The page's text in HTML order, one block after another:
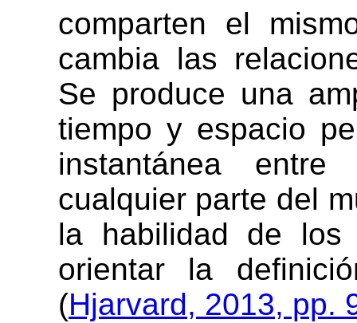
comparten el
cambia las
Se produce una
tiempo y espacio
instantánea
cualquier parte del
la habilidad de los
orientar la
(Hjarvard, 2013, pp.